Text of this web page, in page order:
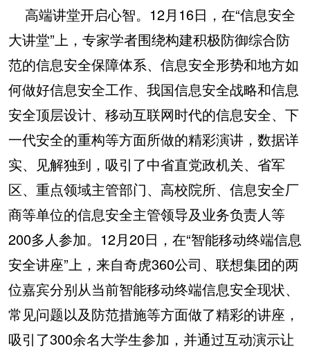
高端讲堂开启心智。12月16日，在“信息安全
大讲堂”上，专家学者围绕构建积极防御综合防
范的信息安全保障体系、信息安全形势和地方如
何做好信息安全工作、我国信息安全战略和信息
安全顶层设计、移动互联网时代的信息安全、下
一代安全的重构等方面所做的精彩演讲，数据详
实、见解独到，吸引了中省直党政机关、省军
区、重点领域主管部门、高校院所、信息安全厂
商等单位的信息安全主管领导及业务负责人等
200多人参加。12月20日，在“智能移动终端信息
安全讲座”上，来自奇虎360公司、联想集团的两
位嘉宾分别从当前智能移动终端信息安全现状、
常见问题以及防范措施等方面做了精彩的讲座，
吸引了300余名大学生参加，并通过互动演示让